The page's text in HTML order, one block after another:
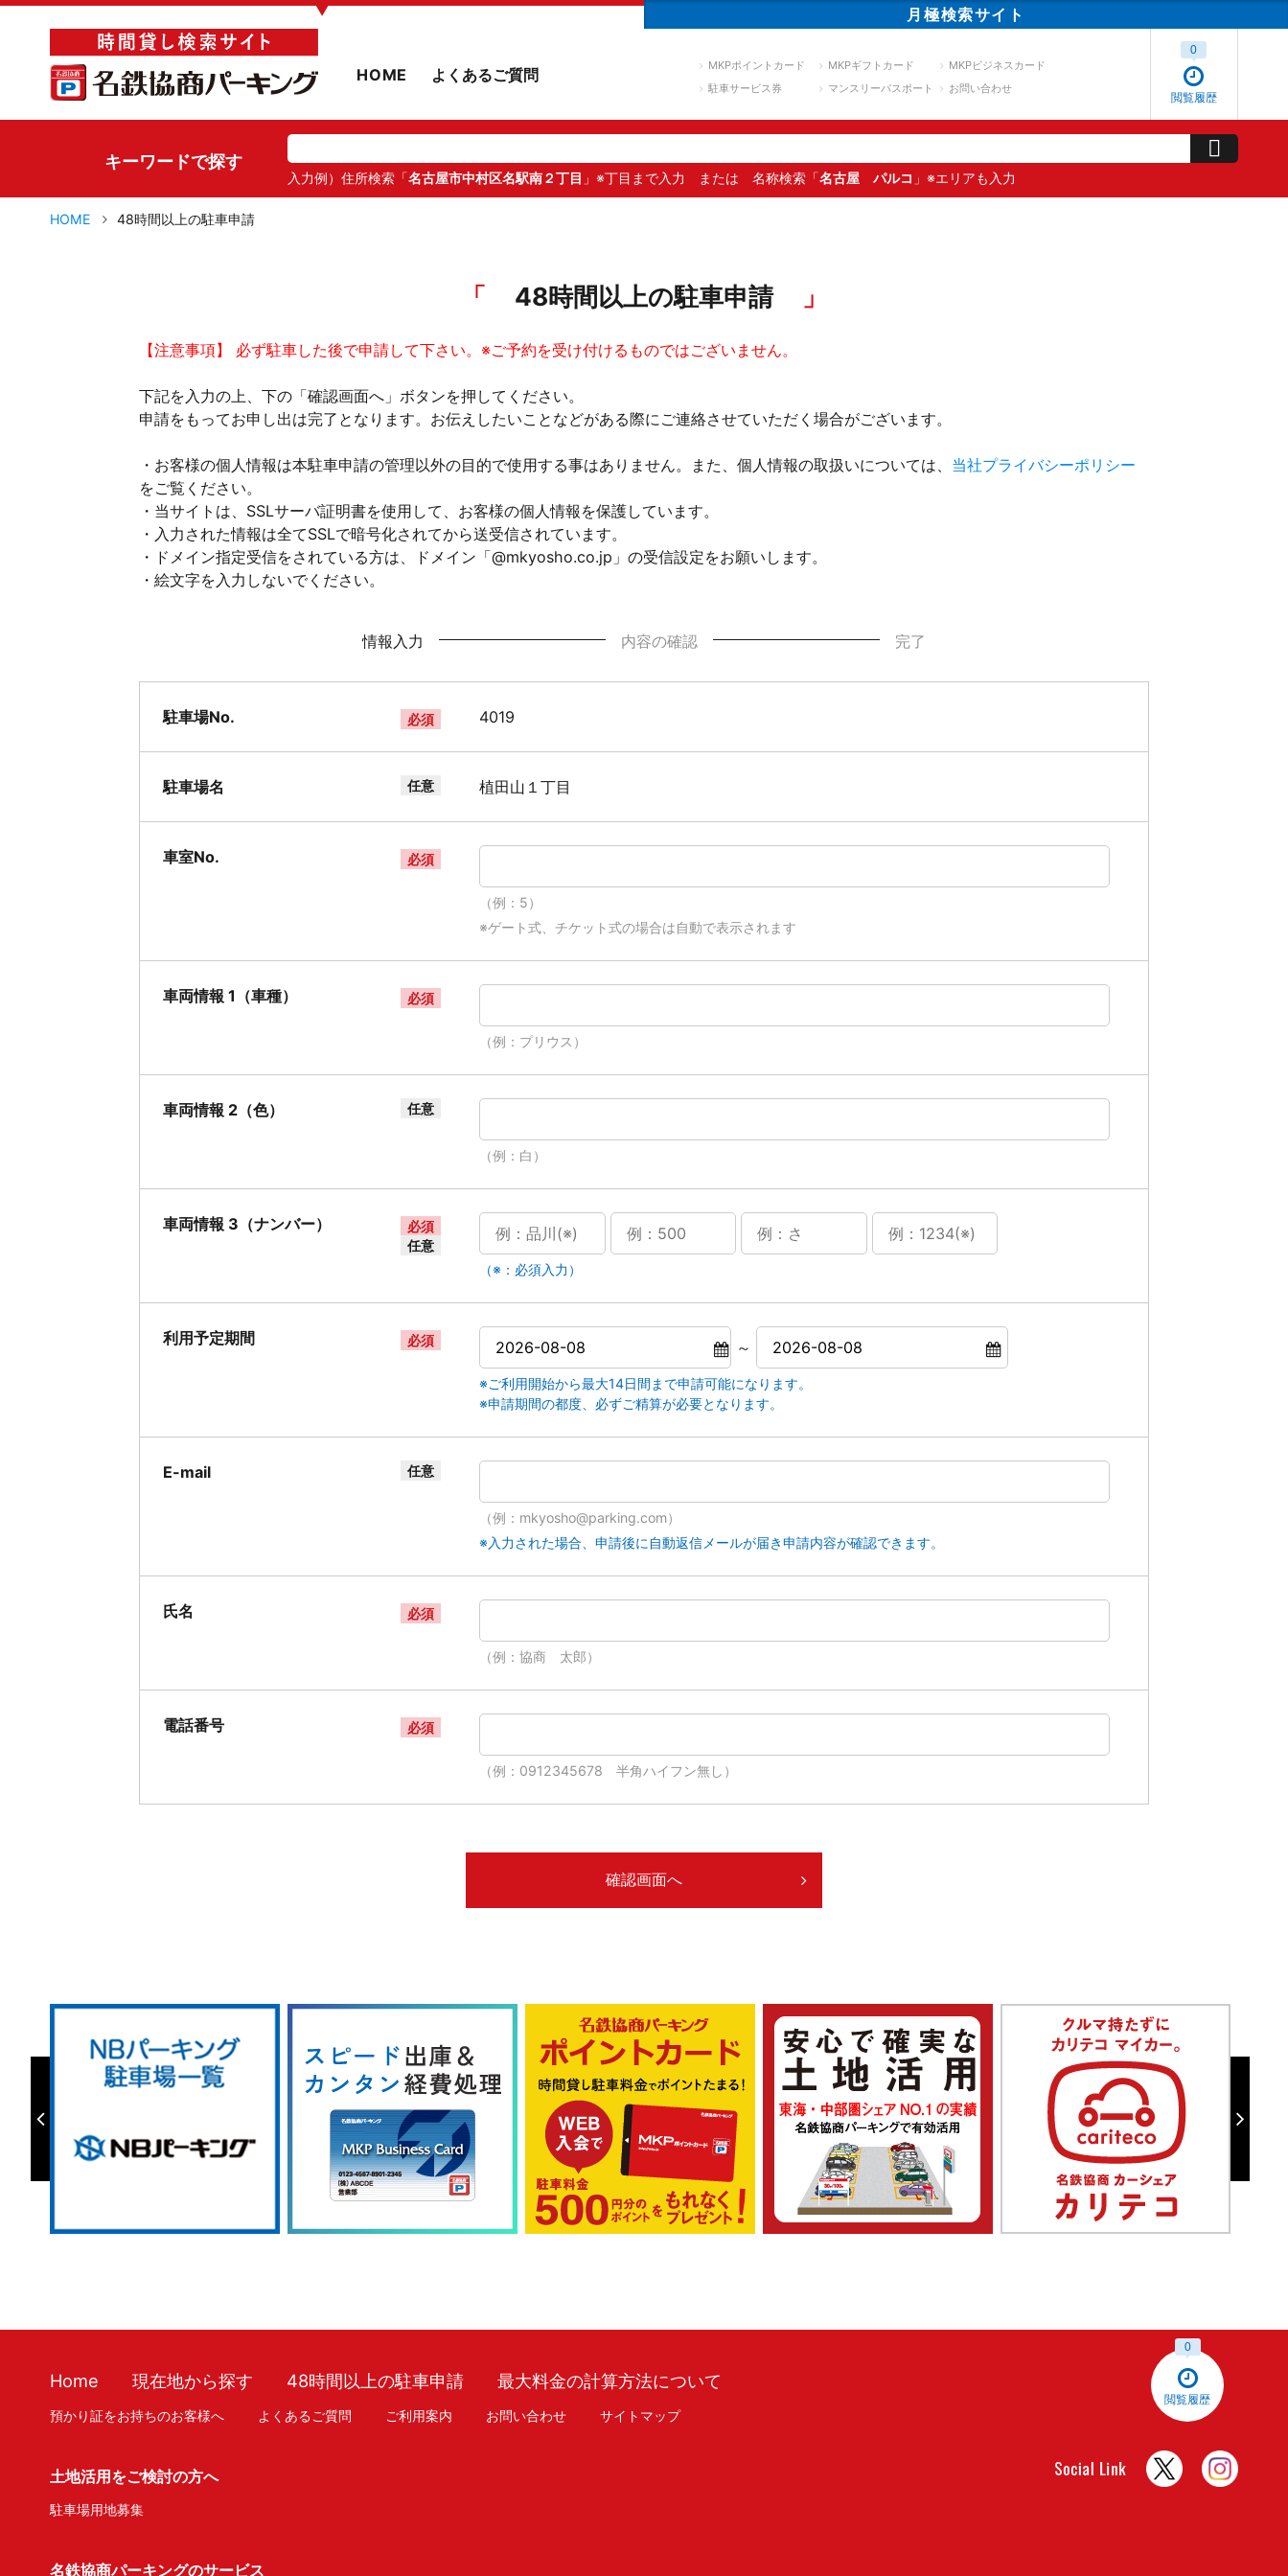
▼ 月極検索サイト
HOME よくあるご質問 MKPポイントカード MKPギフトカード
MKPビジネスカード
駐車サービス券
マンスリーパスポート お問い合わせ
閲覧履歴
0
キーワードで探す
入力例）住所検索「名古屋市中村区名駅南２丁目 」※丁目まで入力 または 名称検索「名古屋 パルコ 」※エリアも入力
HOME 48時間以上の駐車申請
48時間以上の駐車申請
【注意事項】 必ず駐車した後で申請して下さい。※ご予約を受け付けるものではございません。
下記を入力の上、下の「確認画面へ」ボタンを押してください。
申請をもってお申し出は完了となります。お伝えしたいことなどがある際にご連絡させていただく場合がございます。
・お客様の個人情報は本駐車申請の管理以外の目的で使用する事はありません。また、個人情報の取扱いについては、 当社プライバシーポリシー
をご覧ください。
・当サイトは、SSLサーバ証明書を使用して、お客様の個人情報を保護しています。
・入力された情報は全てSSLで暗号化されてから送受信されています。
・ドメイン指定受信をされている方は、ドメイン「@mkyosho.co.jp」の受信設定をお願いします。
・絵文字を入力しないでください。
情報入力 内容の確認 完了
駐車場No. 必須 4019
駐車場名 任意 植田山１丁目
車室No. 必須
（例：5）
※ゲート式、チケット式の場合は自動で表示されます
車両情報 1（車種） 必須
（例：プリウス）
車両情報 2（色） 任意
（例：白）
車両情報 3（ナンバー）
必須
任意
（※：必須入力）
利用予定期間 必須 ～
※ご利用開始から最大14日間まで申請可能になります。
※申請期間の都度、必ずご精算が必要となります。
E-mail 任意
（例：mkyosho@parking.com）
※入力された場合、申請後に自動返信メールが届き申請内容が確認できます。
氏名 必須
（例：協商 太郎）
電話番号 必須
（例：0912345678 半角ハイフン無し）
閲覧履歴
0
Home 現在地から探す 48時間以上の駐車申請 最大料金の計算方法について
預かり証をお持ちのお客様へ よくあるご質問 ご利用案内 お問い合わせ サイトマップ
土地活用をご検討の方へ
駐車場用地募集
名鉄協商パーキングのサービス